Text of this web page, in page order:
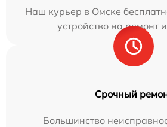
Наш курьер в Омске
устройство на ремонт
Срочный
Большинство